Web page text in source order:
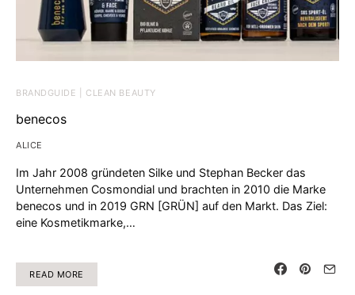
BRANDGUIDE | CLEAN BEAUTY
benecos
ALICE
Im Jahr 2008 gründeten Silke und Stephan Becker das
Unternehmen Cosmondial und brachten in 2010 die Marke
benecos und in 2019 GRN [GRÜN] auf den Markt. Das Ziel:
eine Kosmetikmarke,…
READ MORE